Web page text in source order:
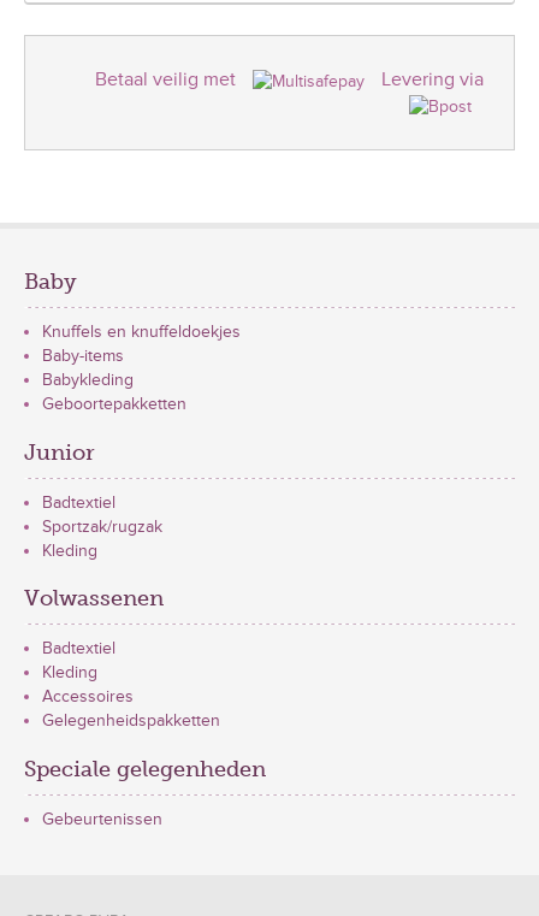
Betaal veilig met Levering via
Baby
Knuffels en knuffeldoekjes
Baby-items
Babykleding
Geboortepakketten
Junior
Badtextiel
Sportzak/rugzak
Kleding
Volwassenen
Badtextiel
Kleding
Accessoires
Gelegenheidspakketten
Speciale gelegenheden
Gebeurtenissen